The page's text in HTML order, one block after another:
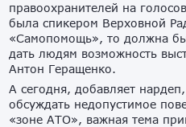
правоохранителей на
была спикером Верховной
«Самопомощь», то должна бы
дать людям возможность
Антон Геращенко.
А сегодня, добавляет
обсуждать недопустимое
«зоне АТО», важная тема